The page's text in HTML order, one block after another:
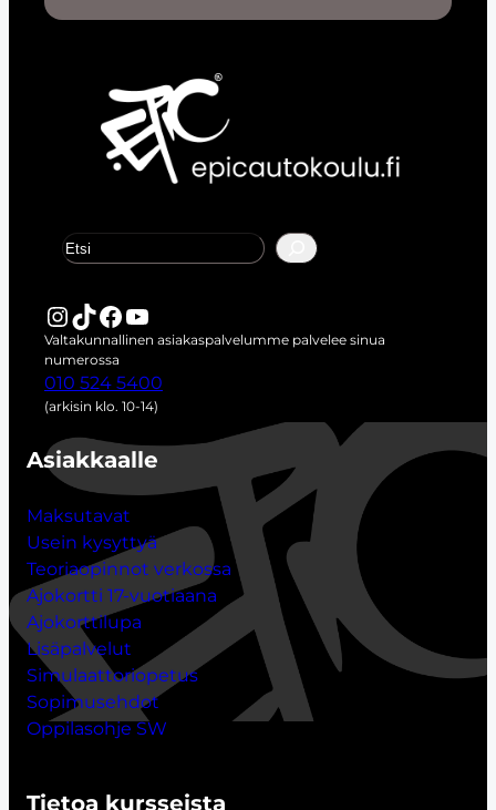
InstagramTikTok Facebook YouTube
Valtakunnallinen asiakaspalvelumme palvelee sinua
numerossa
010 524 5400
(arkisin klo. 10-14)
Asiakkaalle
Maksutavat
Usein kysyttyä
Teoriaopinnot verkossa
Ajokortti 17-vuotiaana
Ajokorttilupa
Lisäpalvelut
Simulaattoriopetus
Sopimusehdot
Oppilasohje SW
Tietoa kursseista